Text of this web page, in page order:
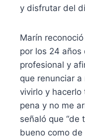
y disfrutar del
Marín
por los 24
profesional y
que renunciar a
vivirlo y hacerlo
pena y no me
señaló que “de
bueno como de